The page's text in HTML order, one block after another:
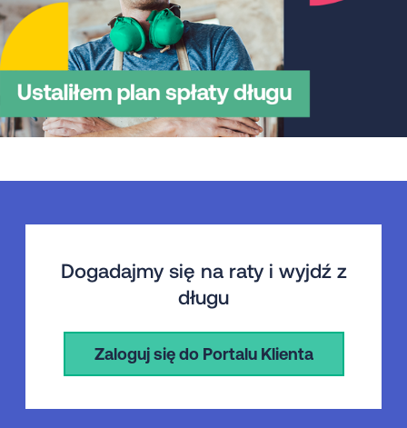
Dogadajmy się na raty i wyjdź z
długu
Zaloguj się do Portalu Klienta